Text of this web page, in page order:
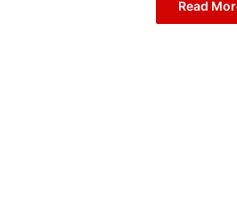
Read